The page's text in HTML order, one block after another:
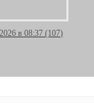
в 08:37 (107)
идёт — и